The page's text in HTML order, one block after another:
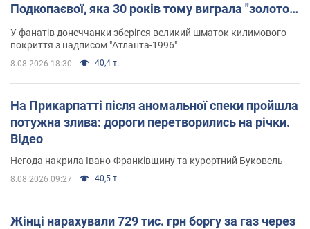
Подкопаєвої, яка 30 років тому виграла "золото"
Олімпіади
У фанатів донеччанки зберігся великий шматок килимового
покриття з надписом "Атланта-1996"
8.08.2026 18:30 40,4 т.
На Прикарпатті після аномальної спеки пройшла
потужна злива: дороги перетворились на річки.
Відео
Негода накрила Івано-Франківщину та курортний Буковель
8.08.2026 09:27 40,5 т.
Жінці нарахували 729 тис. грн боргу за газ через